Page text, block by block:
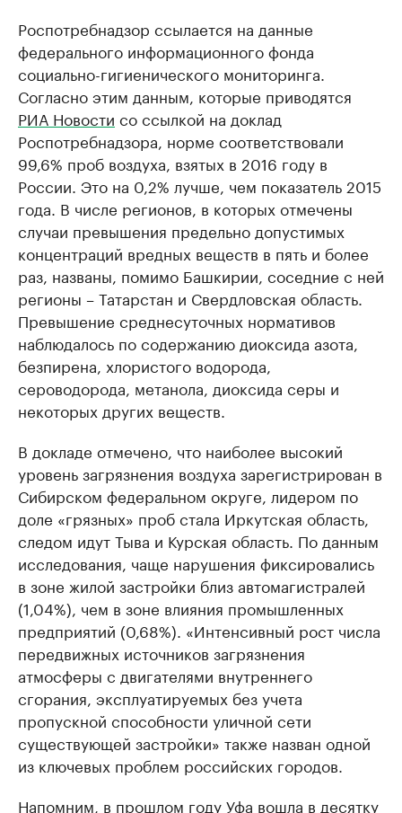
Роспотребнадзор ссылается на данные
федерального информационного фонда
социально-гигиенического мониторинга.
Согласно этим данным, которые приводятся
РИА Новости со ссылкой на доклад
Роспотребнадзора, норме соответствовали
99,6% проб воздуха, взятых в 2016 году в
России. Это на 0,2% лучше, чем показатель 2015
года. В числе регионов, в которых отмечены
случаи превышения предельно допустимых
концентраций вредных веществ в пять и более
раз, названы, помимо Башкирии, соседние с ней
регионы – Татарстан и Свердловская область.
Превышение среднесуточных нормативов
наблюдалось по содержанию диоксида азота,
безпирена, хлористого водорода,
сероводорода, метанола, диоксида серы и
некоторых других веществ.
В докладе отмечено, что наиболее высокий
уровень загрязнения воздуха зарегистрирован в
Сибирском федеральном округе, лидером по
доле «грязных» проб стала Иркутская область,
следом идут Тыва и Курская область. По данным
исследования, чаще нарушения фиксировались
в зоне жилой застройки близ автомагистралей
(1,04%), чем в зоне влияния промышленных
предприятий (0,68%). «Интенсивный рост числа
передвижных источников загрязнения
атмосферы с двигателями внутреннего
сгорания, эксплуатируемых без учета
пропускной способности уличной сети
существующей застройки» также назван одной
из ключевых проблем российских городов.
Напомним, в прошлом году Уфа вошла в десятку